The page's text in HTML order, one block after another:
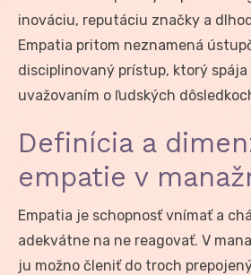
inováciu, reputáciu značky a
Empatia pritom neznamená
disciplinovaný prístup, ktorý
uvažovaním o ľudských
Definícia a
empatie v
Empatia je schopnosť vnímať a
adekvátne na ne reagovať. V
ju možno členiť do troch